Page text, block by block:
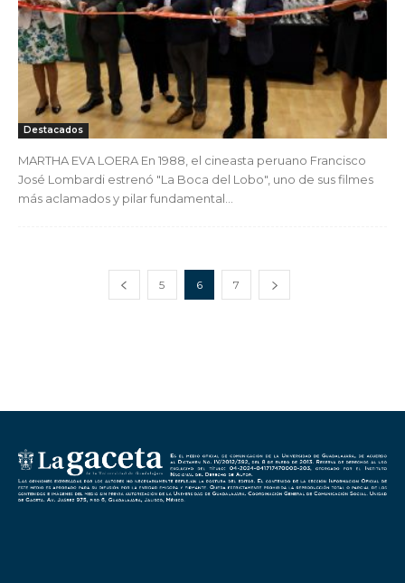
Destacados
MARTHA EVA LOERA En 1988, el cineasta peruano Francisco
José Lombardi estrenó "La Boca del Lobo", uno de sus filmes
más aclamados y pilar fundamental...
5 6 7